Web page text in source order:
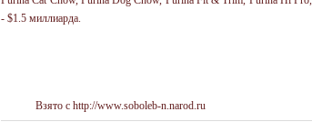
- $1.5 миллиарда.
Взято с http://www.soboleb-n.narod.ru